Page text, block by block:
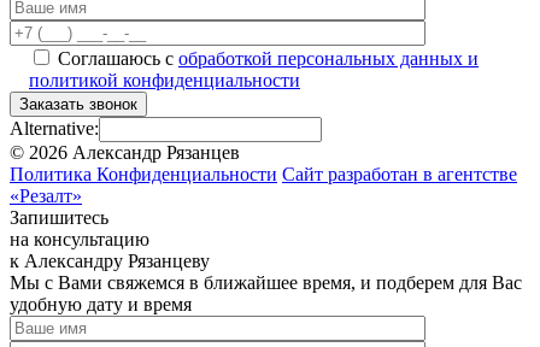
Соглашаюсь с обработкой персональных данных и
политикой конфиденциальности
Заказать звонок
Alternative:
© 2026 Александр Рязанцев
Политика Конфиденциальности Сайт разработан в агентстве
«Резалт»
Запишитесь
на консультацию
к Александру Рязанцеву
Мы с Вами свяжемся в ближайшее время, и подберем для Вас
удобную дату и время